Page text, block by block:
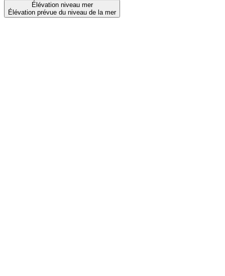
Élévation niveau mer
Élévation prévue du niveau de la mer